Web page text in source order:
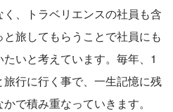
、トラベリエンスの社員も含
旅してもらうことで社員にも
いと考えています。毎年、1
行に行く事で、一生記憶に残
で積み重なっていきます。